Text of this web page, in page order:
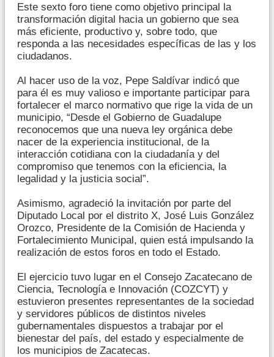
Este sexto foro tiene como objetivo principal la
transformación digital hacia un gobierno que sea
más eficiente, productivo y, sobre todo, que
responda a las necesidades específicas de las y los
ciudadanos.
Al hacer uso de la voz, Pepe Saldívar indicó que
para él es muy valioso e importante participar para
fortalecer el marco normativo que rige la vida de un
municipio, “Desde el Gobierno de Guadalupe
reconocemos que una nueva ley orgánica debe
nacer de la experiencia institucional, de la
interacción cotidiana con la ciudadanía y del
compromiso que tenemos con la eficiencia, la
legalidad y la justicia social”.
Asimismo, agradeció la invitación por parte del
Diputado Local por el distrito X, José Luis González
Orozco, Presidente de la Comisión de Hacienda y
Fortalecimiento Municipal, quien está impulsando la
realización de estos foros en todo el Estado.
El ejercicio tuvo lugar en el Consejo Zacatecano de
Ciencia, Tecnología e Innovación (COZCYT) y
estuvieron presentes representantes de la sociedad
y servidores públicos de distintos niveles
gubernamentales dispuestos a trabajar por el
bienestar del país, del estado y especialmente de
los municipios de Zacatecas.